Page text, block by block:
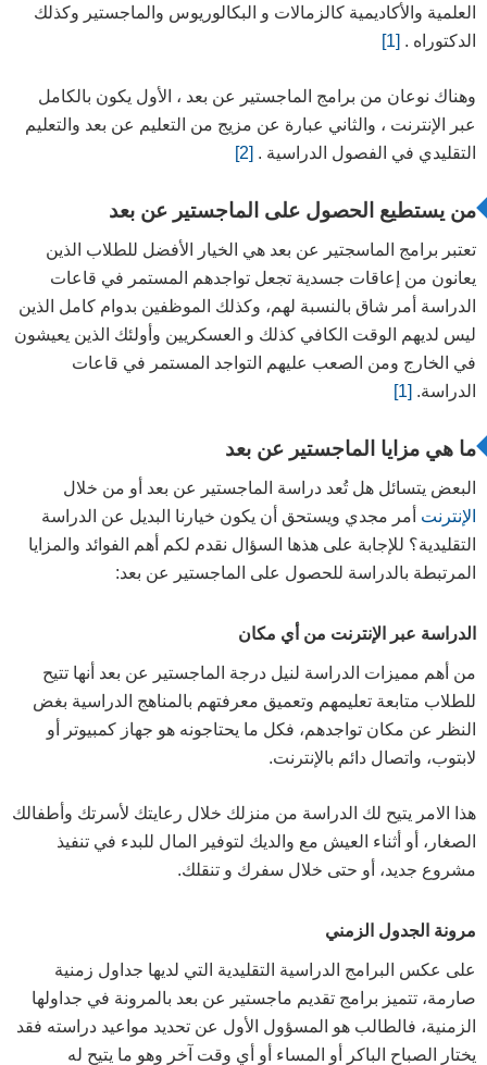
العلمية والأكاديمية كالزمالات و البكالوريوس والماجستير وكذلك
الدكتوراه . [1]
وهناك نوعان من برامج الماجستير عن بعد ، الأول يكون بالكامل
عبر الإنترنت ، والثاني عبارة عن مزيج من التعليم عن بعد والتعليم
التقليدي في الفصول الدراسية . [2]
من يستطيع الحصول على الماجستير عن بعد
تعتبر برامج الماسجتير عن بعد هي الخيار الأفضل للطلاب الذين
يعانون من إعاقات جسدية تجعل تواجدهم المستمر في قاعات
الدراسة أمر شاق بالنسبة لهم، وكذلك الموظفين بدوام كامل الذين
ليس لديهم الوقت الكافي كذلك و العسكريين وأولئك الذين يعيشون
في الخارج ومن الصعب عليهم التواجد المستمر في قاعات
الدراسة. [1]
ما هي مزايا الماجستير عن بعد
البعض يتسائل هل تُعد دراسة الماجستير عن بعد أو من خلال
الإنترنت أمر مجدي ويستحق أن يكون خيارنا البديل عن الدراسة
التقليدية؟ للإجابة على هذها السؤال نقدم لكم أهم الفوائد والمزايا
المرتبطة بالدراسة للحصول على الماجستير عن بعد:
الدراسة عبر الإنترنت من أي مكان
من أهم مميزات الدراسة لنيل درجة الماجستير عن بعد أنها تتيح
للطلاب متابعة تعليمهم وتعميق معرفتهم بالمناهج الدراسية بغض
النظر عن مكان تواجدهم، فكل ما يحتاجونه هو جهاز كمبيوتر أو
لابتوب، واتصال دائم بالإنترنت.
هذا الامر يتيح لك الدراسة من منزلك خلال رعايتك لأسرتك وأطفالك
الصغار، أو أثناء العيش مع والديك لتوفير المال للبدء في تنفيذ
مشروع جديد، أو حتى خلال سفرك و تنقلك.
مرونة الجدول الزمني
على عكس البرامج الدراسية التقليدية التي لديها جداول زمنية
صارمة، تتميز برامج تقديم ماجستير عن بعد بالمرونة في جداولها
الزمنية، فالطالب هو المسؤول الأول عن تحديد مواعيد دراسته فقد
يختار الصباح الباكر أو المساء أو أي وقت آخر وهو ما يتيح له